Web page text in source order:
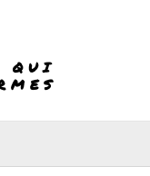
QUI